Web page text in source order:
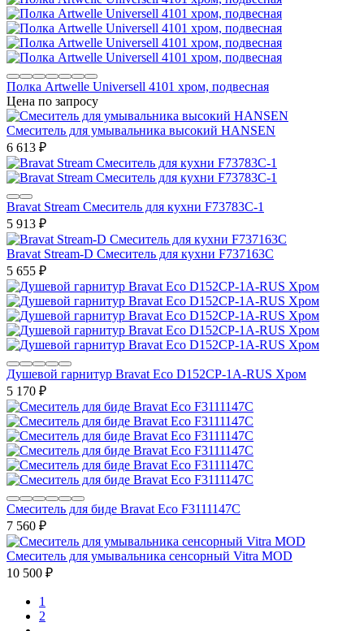
Полка Artwelle Universell 4101 хром, подвесная
Цена по запросу
Смеситель для умывальника высокий HANSEN
6 613 ₽
Bravat Stream Смеситель для кухни F73783C-1
5 913 ₽
Bravat Stream-D Смеситель для кухни F737163C
5 655 ₽
Душевой гарнитур Bravat Eco D152CP-1A-RUS Хром
5 170 ₽
Смеситель для биде Bravat Eco F3111147C
7 560 ₽
Смеситель для умывальника сенсорный Vitra MOD
10 500 ₽
1
2